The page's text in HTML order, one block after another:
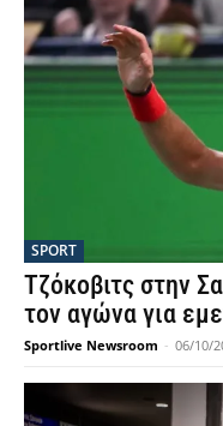
SPORT
Τζόκοβιτς στην
τον αγώνα για
Sportlive Newsroom - 06/10/